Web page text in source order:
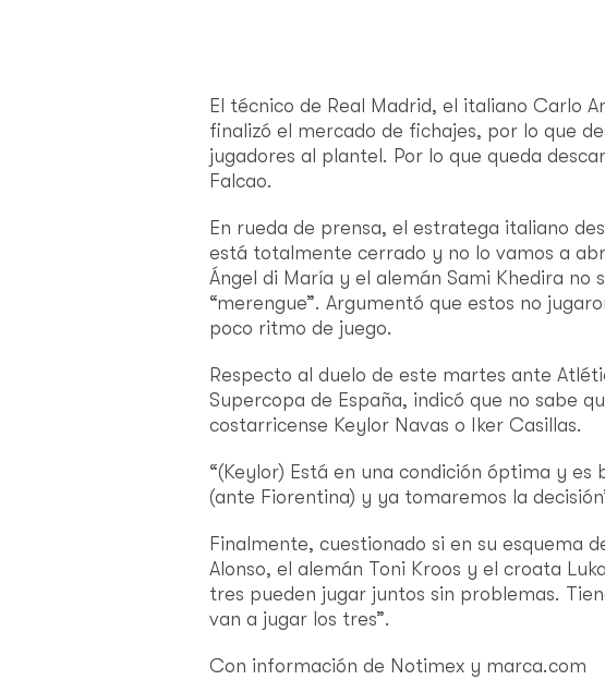
El técnico de Real Madrid, el italiano Carlo
finalizó el mercado de fichajes, por lo que
jugadores al plantel. Por lo que queda
Falcao.
En rueda de prensa, el estratega italiano
está totalmente cerrado y no lo vamos a
Ángel di María y el alemán Sami Khedira no
“merengue”. Argumentó que estos no
poco ritmo de juego.
Respecto al duelo de este martes ante
Supercopa de España, indicó que no sabe
costarricense Keylor Navas o Iker Casillas.
“(Keylor) Está en una condición óptima y es
(ante Fiorentina) y ya tomaremos la
Finalmente, cuestionado si en su esquema
Alonso, el alemán Toni Kroos y el croata
tres pueden jugar juntos sin problemas.
van a jugar los tres”.
Con información de Notimex y marca.com